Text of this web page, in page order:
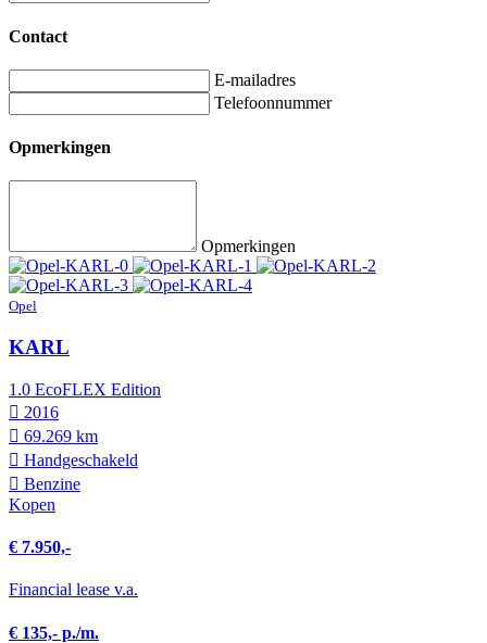
Contact
E-mailadres
Telefoonnummer
Opmerkingen
Opmerkingen
Opel
KARL
1.0 EcoFLEX Edition
2016
69.269 km
Hand­geschakeld
Benzine
Kopen
€ 7.950,-
Financial lease v.a.
€ 135,- p./m.